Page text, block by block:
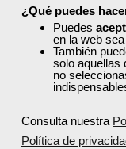
¿Qué puedes
Puedes
en la web
También
solo aquellas
no
Consulta nuestra
Política de
Actualmenteeste
disponibles.